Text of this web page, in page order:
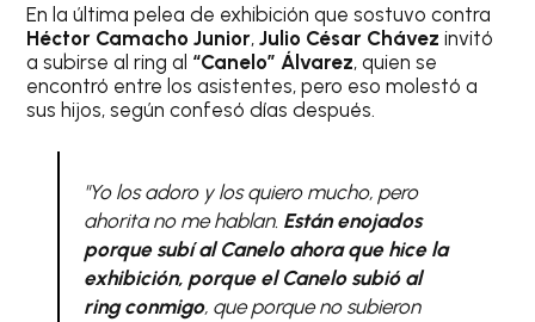
En la última pelea de exhibición que sostuvo contra
Héctor Camacho Junior,Julio César Chávez invitó
a subirse al ring al “Canelo” Álvarez, quien se
encontró entre los asistentes, pero eso molestó a
sus hijos, según confesó días después.
"Yo los adoro y los quiero mucho, pero
ahorita no me hablan. Están enojados
porque subí al Canelo ahora que hice la
exhibición, porque el Canelo subió al
ring conmigo, que porque no subieron